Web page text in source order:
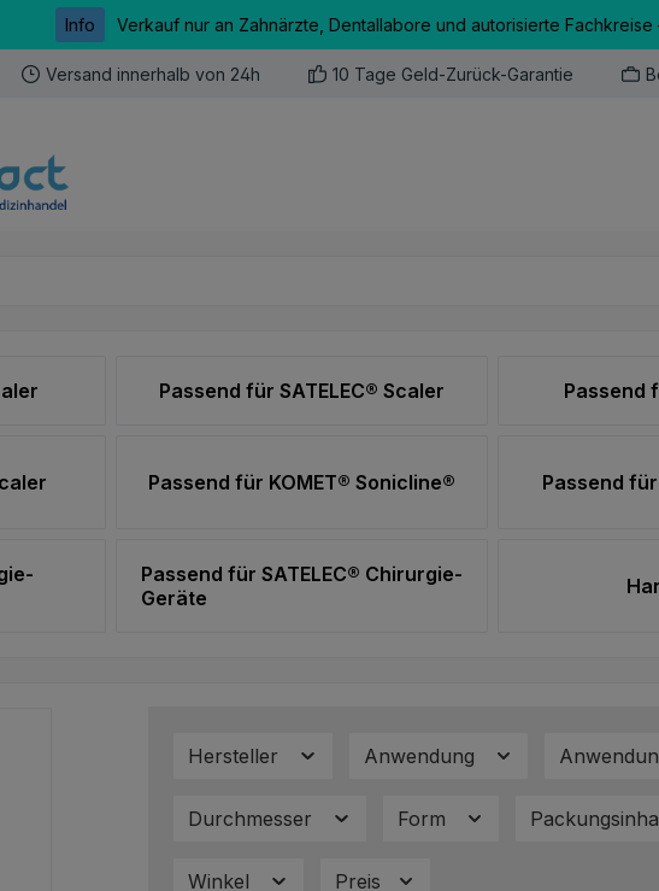
Info Verkauf nur an Zahnärzte, Dentallabore und autorisierte
Versand innerhalb von 24h 10 Tage Geld-Zurück-Garantie
Passend für SATELEC® Scaler Passend
Passend für KOMET® Sonicline® Passend
Passend für SATELEC® Chirurgie-
Geräte
Hersteller Anwendung
Durchmesser Form
Winkel Preis